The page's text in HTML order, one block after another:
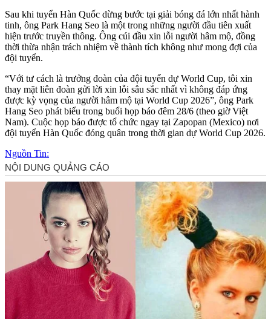
Sau khi tuyển Hàn Quốc dừng bước tại giải bóng đá lớn nhất hành
tinh, ông Park Hang Seo là một trong những người đầu tiên xuất
hiện trước truyền thông. Ông cúi đầu xin lỗi người hâm mộ, đồng
thời thừa nhận trách nhiệm về thành tích không như mong đợi của
đội tuyển.
“Với tư cách là trưởng đoàn của đội tuyển dự World Cup, tôi xin
thay mặt liên đoàn gửi lời xin lỗi sâu sắc nhất vì không đáp ứng
được kỳ vọng của người hâm mộ tại World Cup 2026”, ông Park
Hang Seo phát biểu trong buổi họp báo đêm 28/6 (theo giờ Việt
Nam). Cuộc họp báo được tổ chức ngay tại Zapopan (Mexico) nơi
đội tuyển Hàn Quốc đóng quân trong thời gian dự World Cup 2026.
Nguồn Tin: